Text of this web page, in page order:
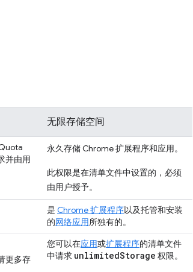
无限存储空间
并由用
永久存储 Chrome 扩展程序和应用。
此权限是在清单文件中设置的，必须
由用户授予。
是 Chrome 扩展程序以及托管和安装
的网络应用所独有的。
更多存
您可以在应用或扩展程序的清单文件
中请求 unlimitedStorage 权限。